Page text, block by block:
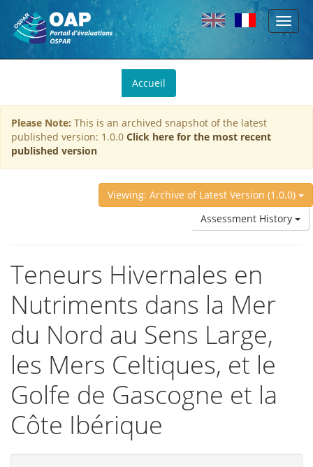
Skip to main content
Toggle
You
are
here
Accueil
Please Note: This is an archived snapshot of the latest
published version: 1.0.0 Click here for the most recent
published version
Viewing: Archive of Latest Version (1.0.0)
Assessment History
Teneurs Hivernales en
Nutriments dans la Mer
du Nord au Sens Large,
les Mers Celtiques, et le
Golfe de Gascogne et la
Côte Ibérique